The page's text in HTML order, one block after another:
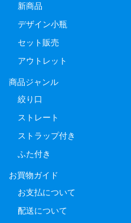
新商品
デザイン小瓶
セット販売
アウトレット
商品ジャンル
絞り口
ストレート
ストラップ付き
ふた付き
お買物ガイド
お支払について
配送について